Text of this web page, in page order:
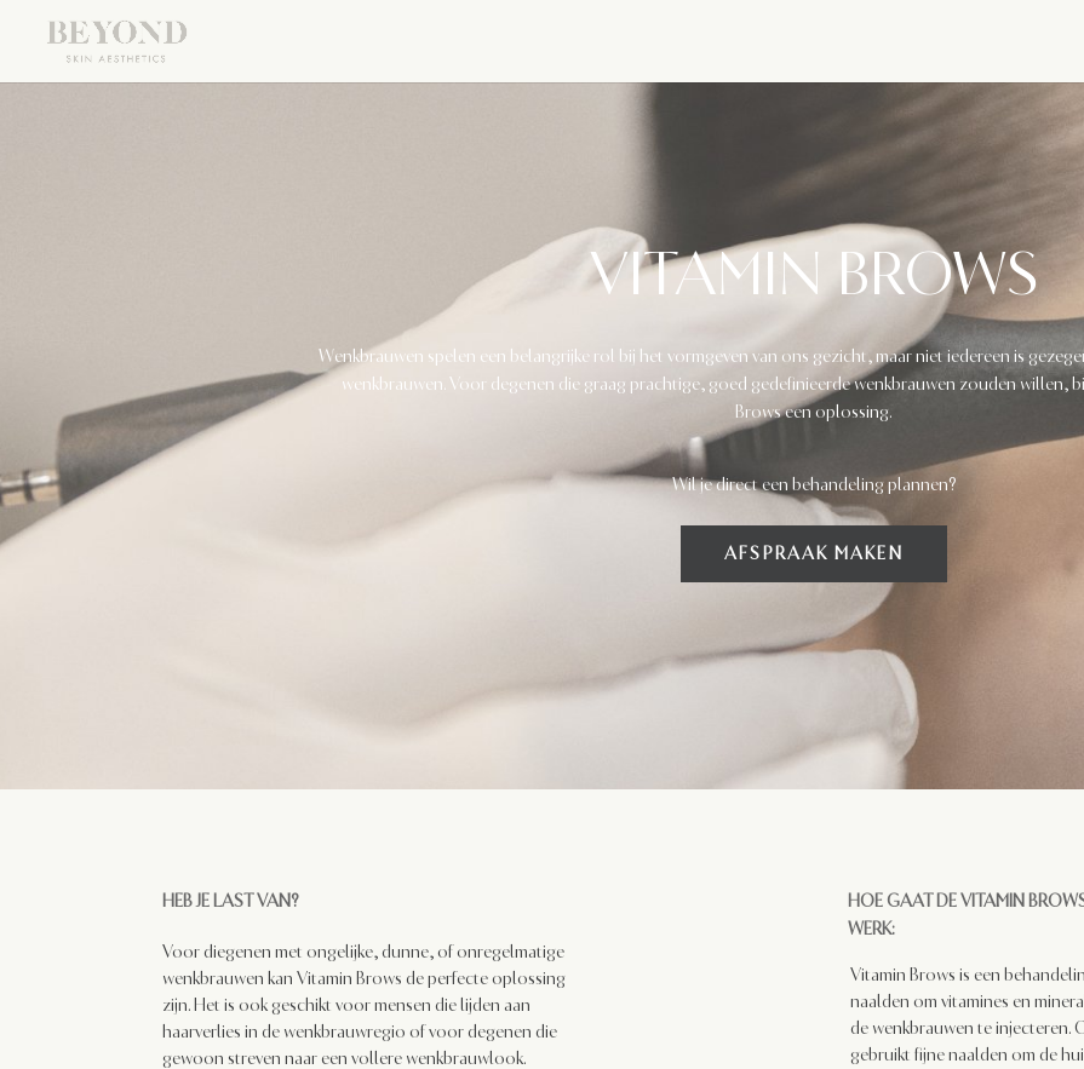
VITAMIN BROWS
Wenkbrauwen spelen een belangrijke rol bij het vormgeven van ons gezicht, maar niet iedereen is
wenkbrauwen. Voor degenen die graag prachtige, goed gedefinieerde wenkbrauwen zouden willen,
Brows een oplossing.
Wil je direct een behandeling plannen?
AFSPRAAK MAKEN
HEB JE LAST VAN?
Voor diegenen met ongelijke, dunne, of onregelmatige
wenkbrauwen kan Vitamin Brows de perfecte oplossing
zijn. Het is ook geschikt voor mensen die lijden aan
haarverlies in de wenkbrauwregio of voor degenen die
gewoon streven naar een vollere wenkbrauwlook.
HOE GAAT DE VITAMIN
WERK:
Vitamin Brows is een
naalden om vitamines en
de wenkbrauwen te injecteren.
gebruikt fijne naalden om de